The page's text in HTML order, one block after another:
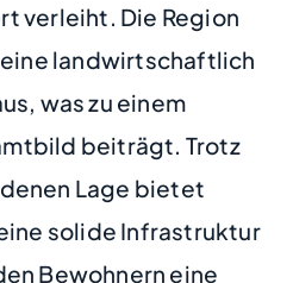
verleiht. Die Region
landwirtschaftlich
was zu einem
beiträgt. Trotz
Lage bietet
solide Infrastruktur
Bewohnern eine